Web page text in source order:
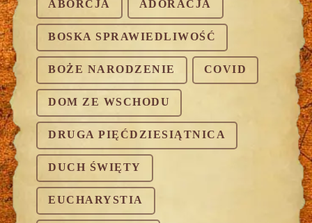
ABORCJA ADORACJA
BOSKA SPRAWIEDLIWOŚĆ
BOŻE NARODZENIE COVID
DOM ZE WSCHODU
DRUGA PIĘĆDZIESIĄTNICA
DUCH ŚWIĘTY
EUCHARYSTIA